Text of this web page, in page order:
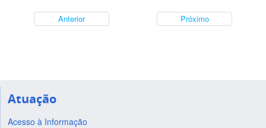
Anterior Próximo
Atuação
Acesso à Informação